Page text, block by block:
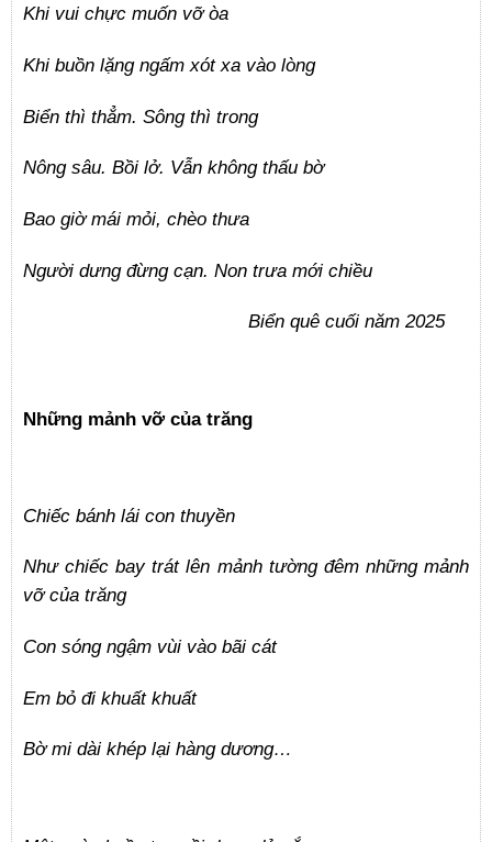
Khi vui chực muốn vỡ òa
Khi buồn lặng ngấm xót xa vào lòng
Biển thì thẳm. Sông thì trong
Nông sâu. Bồi lở. Vẫn không thấu bờ
Bao giờ mái mỏi, chèo thưa
Người dưng đừng cạn. Non trưa mới chiều
Biển quê cuối năm 2025
Những mảnh vỡ của trăng
Chiếc bánh lái con thuyền
Như chiếc bay trát lên mảnh tường đêm những mảnh
vỡ của trăng
Con sóng ngậm vùi vào bãi cát
Em bỏ đi khuất khuất
Bờ mi dài khép lại hàng dương…